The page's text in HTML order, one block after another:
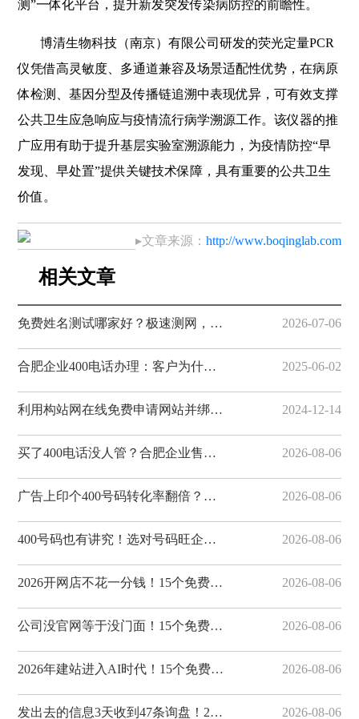
测”一体化平台，提升新发突发传染病防控的前瞻性。
博清生物科技（南京）有限公司研发的荧光定量PCR
仪凭借高灵敏度、多通道兼容及场景适配性优势，在病原
体检测、基因分型及传播链追溯中表现优异，可有效支撑
公共卫生应急响应与疫情流行病学溯源工作。该仪器的推
广应用有助于提升基层实验室溯源能力，为疫情防控“早
发现、早处置”提供关键技术保障，具有重要的公共卫生
价值。
▸文章来源： http://www.boqinglab.com
相关文章
免费姓名测试哪家好？极速测网，一键解锁姓名隐藏寓意 2026-07-06
合肥企业400电话办理：客户为什么更愿意拨打400电话 2025-06-02
利用构站网在线免费申请网站并绑定域名 2024-12-14
买了400电话没人管？合肥企业售后避坑指南，构站网全程服务有保障 2026-08-06
广告上印个400号码转化率翻倍？合肥企业营销利器，构站网400电话助您获客 2026-08-06
400号码也有讲究！选对号码旺企业，合肥400电话选号攻略，构站网号码资源丰富 2026-08-06
2026开网店不花一分钱！15个免费电商建站平台推荐，构站网开店省心省力 2026-08-06
公司没官网等于没门面！15个免费建站平台帮您搭建，构站网企业模板出众 2026-08-06
2026年建站进入AI时代！15个免费建站平台横评，构站网AI建站值得体验 2026-08-06
发出去的信息3天收到47条询盘！20个免费发布平台怎么选？集发布网转化率出众 2026-08-06